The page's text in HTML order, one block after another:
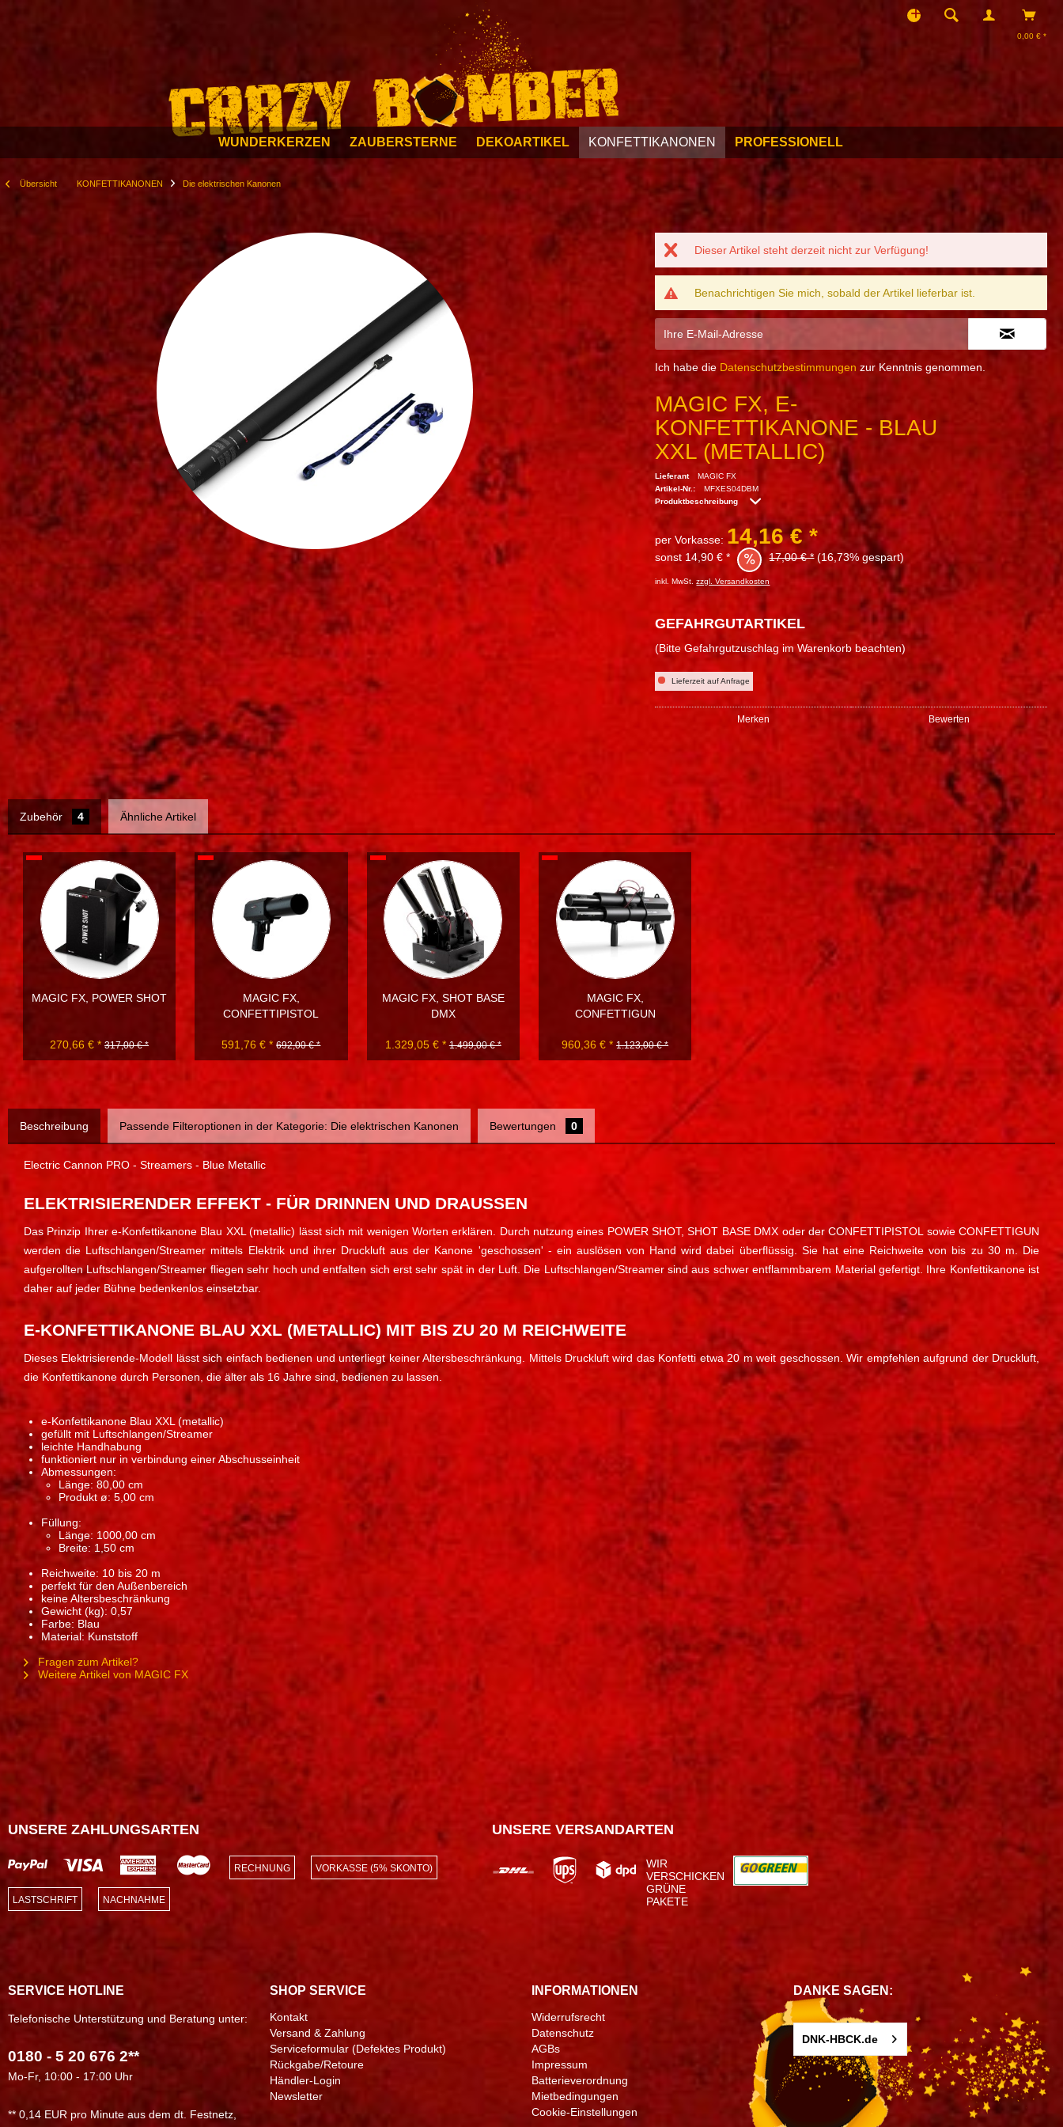
0,00 € *
WUNDERKERZEN ZAUBERSTERNE DEKOARTIKEL KONFETTIKANONEN PROFESSIONELL
Übersicht KONFETTIKANONEN Die elektrischen Kanonen
Dieser Artikel steht derzeit nicht zur Verfügung!
Benachrichtigen Sie mich, sobald der Artikel lieferbar ist.
Ich habe die Datenschutzbestimmungen zur Kenntnis genommen.
MAGIC FX, E-
KONFETTIKANONE - BLAU
XXL (METALLIC)
Lieferant
MAGIC FX
Artikel-Nr.:
MFXES04DBM
Produktbeschreibung
per Vorkasse: 14,16 € *
sonst 14,90 € * 17,00 € * (16,73% gespart)
inkl. MwSt.zzgl. Versandkosten
GEFAHRGUTARTIKEL
(Bitte Gefahrgutzuschlag im Warenkorb beachten)
Lieferzeit auf Anfrage
Merken Bewerten
Zubehör 4 Ähnliche Artikel
MAGIC FX, POWER SHOT
270,66 € * 317,00 € *
MAGIC FX,
CONFETTIPISTOL
591,76 € * 692,00 € *
MAGIC FX, SHOT BASE
DMX
1.329,05 € * 1.499,00 € *
MAGIC FX,
CONFETTIGUN
960,36 € * 1.123,00 € *
Beschreibung Passende Filteroptionen in der Kategorie: Die elektrischen Kanonen Bewertungen 0
Electric Cannon PRO - Streamers - Blue Metallic
ELEKTRISIERENDER EFFEKT - FÜR DRINNEN UND DRAUSSEN
Das Prinzip Ihrer e-Konfettikanone Blau XXL (metallic) lässt sich mit wenigen Worten erklären. Durch nutzung eines POWER SHOT, SHOT BASE DMX oder der CONFETTIPISTOL sowie CONFETTIGUN
werden die Luftschlangen/Streamer mittels Elektrik und ihrer Druckluft aus der Kanone 'geschossen' - ein auslösen von Hand wird dabei überflüssig. Sie hat eine Reichweite von bis zu 30 m. Die
aufgerollten Luftschlangen/Streamer fliegen sehr hoch und entfalten sich erst sehr spät in der Luft. Die Luftschlangen/Streamer sind aus schwer entflammbarem Material gefertigt. Ihre Konfettikanone ist
daher auf jeder Bühne bedenkenlos einsetzbar.
E-KONFETTIKANONE BLAU XXL (METALLIC) MIT BIS ZU 20 M REICHWEITE
Dieses Elektrisierende-Modell lässt sich einfach bedienen und unterliegt keiner Altersbeschränkung. Mittels Druckluft wird das Konfetti etwa 20 m weit geschossen. Wir empfehlen aufgrund der Druckluft,
die Konfettikanone durch Personen, die älter als 16 Jahre sind, bedienen zu lassen.
e-Konfettikanone Blau XXL (metallic)
gefüllt mit Luftschlangen/Streamer
leichte Handhabung
funktioniert nur in verbindung einer Abschusseinheit
Abmessungen:
Länge: 80,00 cm
Produkt ø: 5,00 cm
Füllung:
Länge: 1000,00 cm
Breite: 1,50 cm
Reichweite: 10 bis 20 m
perfekt für den Außenbereich
keine Altersbeschränkung
Gewicht (kg): 0,57
Farbe: Blau
Material: Kunststoff
Fragen zum Artikel?
Weitere Artikel von MAGIC FX
UNSERE ZAHLUNGSARTEN
RECHNUNG VORKASSE (5% SKONTO)
LASTSCHRIFT NACHNAHME
UNSERE VERSANDARTEN
WIR
VERSCHICKEN
GRÜNE
PAKETE
SERVICE HOTLINE
Telefonische Unterstützung und Beratung unter:
0180 - 5 20 676 2**
Mo-Fr, 10:00 - 17:00 Uhr
** 0,14 EUR pro Minute aus dem dt. Festnetz,
SHOP SERVICE
Kontakt
Versand & Zahlung
Serviceformular (Defektes Produkt)
Rückgabe/Retoure
Händler-Login
Newsletter
INFORMATIONEN
Widerrufsrecht
Datenschutz
AGBs
Impressum
Batterieverordnung
Mietbedingungen
Cookie-Einstellungen
DANKE SAGEN:
DNK-HBCK.de